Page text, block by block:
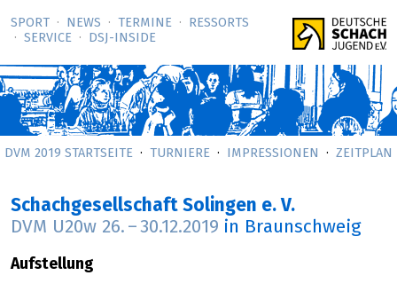
SPORT NEWS TERMINE
RESSORTS
SERVICE
DSJ-­INSIDE
DVM 2019 STARTSEITE TURNIERE IMPRESSIONEN ZEITPLAN
Schachgesellschaft Solingen e. V.
DVM U20w 26. – 30.12.2019 in Braunschweig
Aufstellung